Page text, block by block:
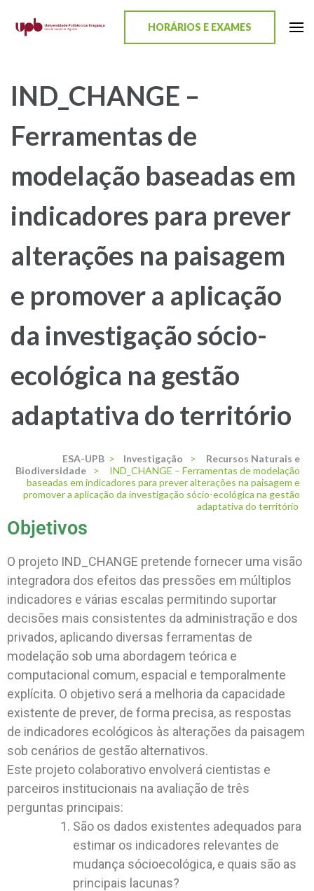
HORÁRIOS E EXAMES
IND_CHANGE –
Ferramentas de
modelação baseadas em
indicadores para prever
alterações na paisagem
e promover a aplicação
da investigação sócio-
ecológica na gestão
adaptativa do território
ESA-UPB > Investigação >
Recursos Naturais e
Biodiversidade
>
IND_CHANGE – Ferramentas de modelação
baseadas em indicadores para prever alterações na paisagem e
promover a aplicação da investigação sócio-ecológica na gestão
adaptativa do território
Objetivos
O projeto IND_CHANGE pretende fornecer uma visão
integradora dos efeitos das pressões em múltiplos
indicadores e várias escalas permitindo suportar
decisões mais consistentes da administração e dos
privados, aplicando diversas ferramentas de
modelação sob uma abordagem teórica e
computacional comum, espacial e temporalmente
explícita. O objetivo será a melhoria da capacidade
existente de prever, de forma precisa, as respostas
de indicadores ecológicos às alterações da paisagem
sob cenários de gestão alternativos.
Este projeto colaborativo envolverá cientistas e
parceiros institucionais na avaliação de três
perguntas principais:
São os dados existentes adequados para
estimar os indicadores relevantes de
mudança sócioecológica, e quais são as
principais lacunas?